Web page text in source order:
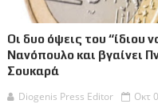
Οι δυο όψεις του “ίδιου
Νανόπουλο και βγαίνει
Σουκαρά
Diogenis Press Editor
Οκτ